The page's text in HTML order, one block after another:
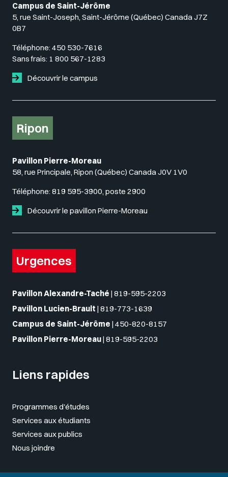
Campus de Saint-Jérôme
5, rue Saint-Joseph, Saint-Jérôme (Québec) Canada J7Z
0B7
Téléphone: 450 530-7616
Sans frais: 1 800 567-1283
Découvrir le campus
Ripon
Pavillon Pierre-Moreau
58, rue Principale, Ripon (Québec) Canada J0V 1V0
Téléphone: 819 595-3900, poste 2900
Découvrir le pavillon Pierre-Moreau
Urgences
Pavillon Alexandre-Taché | 819-595-2203
Pavillon Lucien-Brault | 819-773-1639
Campus de Saint-Jérôme | 450-820-8157
Pavillon Pierre-Moreau| 819-595-2203
Liens rapides
Programmes d'études
Services aux étudiants
Services aux publics
Nous joindre